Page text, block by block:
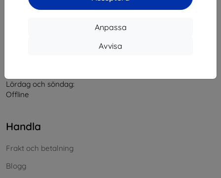
Anpassa
Avvisa
Lördag och söndag:
Offline
Handla
Frakt och betalning
Blogg